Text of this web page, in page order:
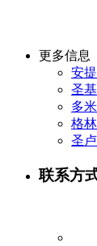
更多信息
安
圣
多
格
圣
联系方